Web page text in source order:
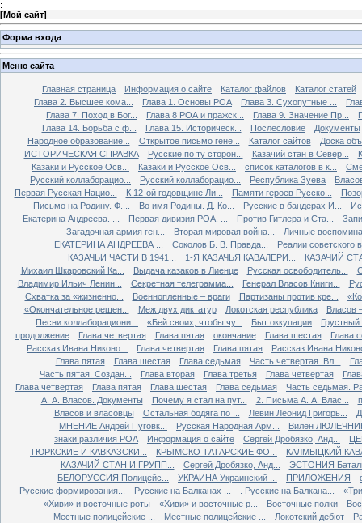
:
[Мой сайт]
Форма входа
Меню сайта
Главная страница Информация о сайте Каталог файлов
Каталог статей
Глава 2. Высшее кома...
Глава 1. Основы РОА Глава 3. Сухопутные ...
Глава 7. Поход в Бог...
Глава 8 РОА и пражск... Глава 9. Значение Пр...
Глава 14. Борьба с ф...
Глава 15. Историческ... Послесловие
Документы
Народное образование...
Открытое письмо гене... Каталог сайтов
Доска
ИСТОРИЧЕСКАЯ СПРАВКА
Русские по ту сторон... Казачий стан в Север...
Казаки и Русское Осв...
Казаки и Русское Осв... список каталогов в к...
Русский коллаборацио...
Русский коллаборацио... Республика Зуева
Первая Русская Нацио...
К 12-ой годовщине Ли... Памяти героев Русско...
Письмо на Родину. Ф....
Во имя Родины. Д. Ко... Русские в бандерах И...
Екатерина Андреева. ...
Первая дивизия РОА. ... Против Гитлера и Ста...
Загадочная армия ген...
Вторая мировая война...
Личные
ЕКАТЕРИНА АНДРЕЕВА ...
Соколов Б. В. Правда...
Реалии советского
КАЗАЧЬИ ЧАСТИ В 1941...
1-Я КАЗАЧЬЯ КАВАЛЕРИ...
КАЗАЧИЙ
Михаил Шкаровский Ка...
Выдача казаков в Лиенце Русская освободитель...
Владимир Ильич Ленин...
Секретная телеграмма... Генерал Власов Книги...
Схватка за «жизненно...
Военнопленные – враги Партизаны против кре...
«Окончательное решен...
Меж двух диктатур Локотская республика
Власов
Песни коллаборациони...
«Бей своих, чтобы чу... Быт оккупации
Грустный
продолжение
Глава четвертая Глава пятая окончание Глава шестая
Глава
Рассказ Ивана Никоно...
Глава четвертая Глава пятая
Рассказ Ивана
Глава пятая
Глава шестая Глава седьмая Часть четвертая. Вл...
Часть пятая. Создан...
Глава вторая Глава третья Глава четвертая
Глава четвертая
Глава пятая Глава шестая Глава седьмая
Часть седьмая.
А. А. Власов. Документы
Почему я стал на пут... 2. Письма А. А. Влас...
Власов и власовцы
Остальная бодяга по ... Левин Леонид Григорь...
МНЕНИЕ Андрей Пуговк...
Русская Народная Арм...
Вилен
знаки различия РОА
Информация о сайте Сергей Дробязко, Анд...
ТЮРКСКИЕ И КАВКАЗСКИ...
КРЫМСКО ТАТАРСКИЕ ФО...
КАЛМЫЦКИЙ
КАЗАЧИЙ СТАН И ГРУПП...
Сергей Дробязко, Анд...
ЭСТОНИЯ
БЕЛОРУССИЯ Полицейс...
УКРАИНА Украинский ... ПРИЛОЖЕНИЯ
Русские формирования...
Русские на Балканах ... . Русские на Балкана...
«Хиви» и восточные роты
«Хиви» и восточные р... Восточные полки
Местные полицейские ...
Местные полицейские ... Локотский дебют